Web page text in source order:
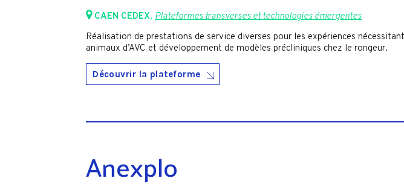
CAEN CEDEX,Plateformes transverses et technologies émergentes
Réalisation de prestations de service diverses pour les expériences
animaux d’AVC et développement de modèles précliniques chez le rongeur.
Découvrir la plateforme
Anexplo